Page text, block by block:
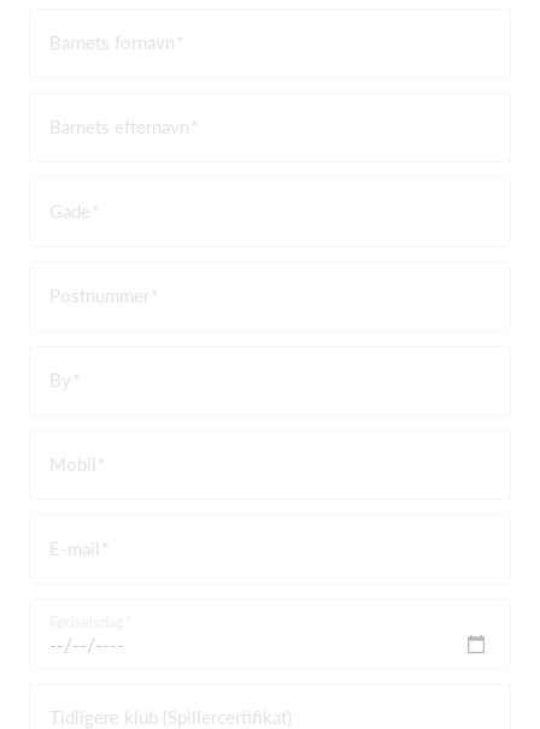
Barnets fornavn
Barnets efternavn
Gade
Postnummer
By
Mobil
E-mail
Tidligere klub (Spillercertifikat)